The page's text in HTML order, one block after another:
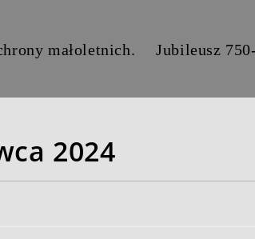
małoletnich.
Jubileusz
2024